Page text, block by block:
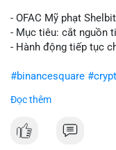
- OFAC Mỹ phạt
- Mục tiêu: cắt nguồn
- Hành động tiếp tục
#binancesquare
$usdt
#vlikevn #titanbot
Đọc thêm